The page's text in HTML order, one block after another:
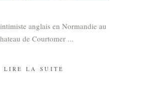
anglais en Normandie au
de Courtomer
LIRE LA SUITE